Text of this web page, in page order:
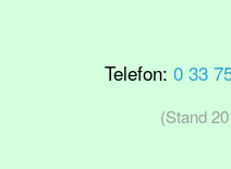
Telefon: 0 33
(Stand